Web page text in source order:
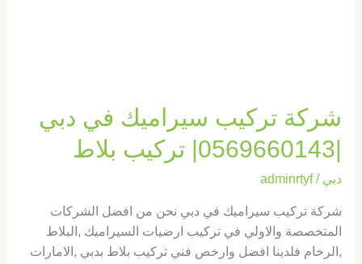
شركة تركيب سيراميك في دبي
دبي /
adminrtyf
شركة تركيب سيراميك في دبي نحن من افضل الشركات
المتخصصة والاولي في تركيب ارضيات السيراميك ,البلاط
,الرخام فلدينا افضل وارخص فني تركيب بلاط بدبي ,الامارات